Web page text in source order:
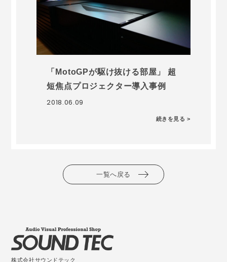
「MotoGPが駆け抜ける部屋」 超
短焦点プロジェクター導入事例
2018.06.09
続きを見る >
一覧へ戻る
株式会社サウンドテック